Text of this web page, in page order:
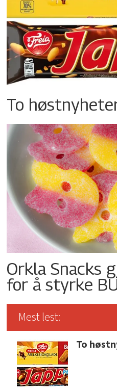
To
Orkla Snacks
for å styrke
Mest lest:
To